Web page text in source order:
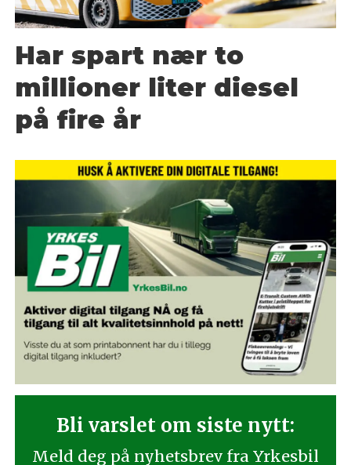
Har spart nær to
millioner liter diesel
på fire år
Bli varslet om siste nytt:
Meld deg på nyhetsbrev fra Yrkesbil